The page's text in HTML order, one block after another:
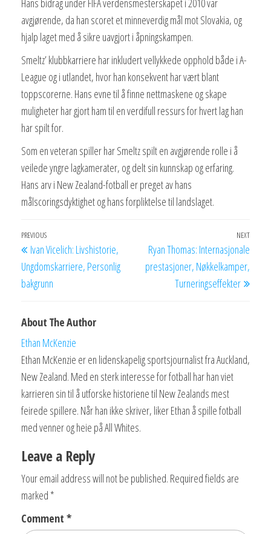
avgjørende, da han scoret et minneverdig mål mot Slovakia, og
hjalp laget med å sikre uavgjort i åpningskampen.
Smeltz’ klubbkarriere har inkludert vellykkede opphold både i A-
League og i utlandet, hvor han konsekvent har vært blant
toppscorerne. Hans evne til å finne nettmaskene og skape
muligheter har gjort ham til en verdifull ressurs for hvert lag han
har spilt for.
Som en veteran spiller har Smeltz spilt en avgjørende rolle i å
veilede yngre lagkamerater, og delt sin kunnskap og erfaring.
Hans arv i New Zealand-fotball er preget av hans
målscoringsdyktighet og hans forpliktelse til landslaget.
Post
navigation
Previous
Post
PREVIOUS
Ivan Vicelich: Livshistorie,
Ungdomskarriere, Personlig
bakgrunn
Next
NEXT
Ryan Thomas: Internasjonale
prestasjoner, Nøkkelkamper,
Turneringseffekter
About The Author
Ethan McKenzie
Ethan McKenzie er en lidenskapelig sportsjournalist fra Auckland,
New Zealand. Med en sterk interesse for fotball har han viet
karrieren sin til å utforske historiene til New Zealands mest
feirede spillere. Når han ikke skriver, liker Ethan å spille fotball
med venner og heie på All Whites.
Leave a Reply
Your email address will not be published. Required fields are
marked *
Comment *